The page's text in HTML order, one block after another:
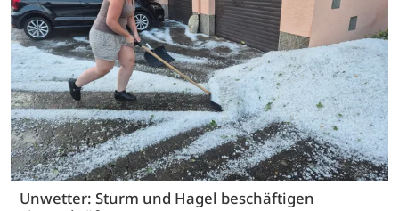
Unwetter: Sturm und Hagel beschäftigen